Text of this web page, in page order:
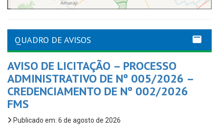
QUADRO DE AVISOS
AVISO DE LICITAÇÃO – PROCESSO
ADMINISTRATIVO DE Nº 005/2026 –
CREDENCIAMENTO DE Nº 002/2026
FMS
Publicado em: 6 de agosto de 2026